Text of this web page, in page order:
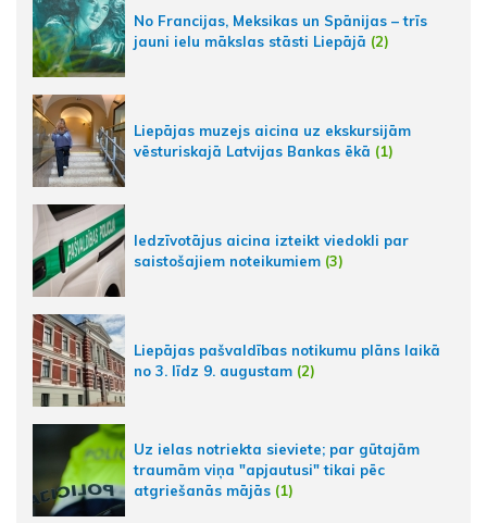
No Francijas, Meksikas un Spānijas – trīs
jauni ielu mākslas stāsti Liepājā (2)
Liepājas muzejs aicina uz ekskursijām
vēsturiskajā Latvijas Bankas ēkā (1)
Iedzīvotājus aicina izteikt viedokli par
saistošajiem noteikumiem (3)
Liepājas pašvaldības notikumu plāns laikā
no 3. līdz 9. augustam (2)
Uz ielas notriekta sieviete; par gūtajām
traumām viņa "apjautusi" tikai pēc
atgriešanās mājās (1)